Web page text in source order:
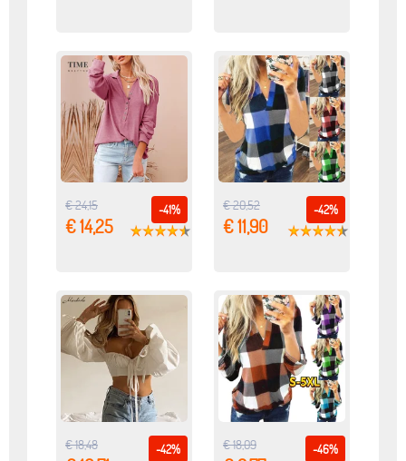
-41%
€ 24,15
€ 14,25
-42%
€ 20,52
€ 11,90
-42%
€ 18,48 -46%
€ 18,09